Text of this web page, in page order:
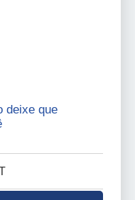
deixe que